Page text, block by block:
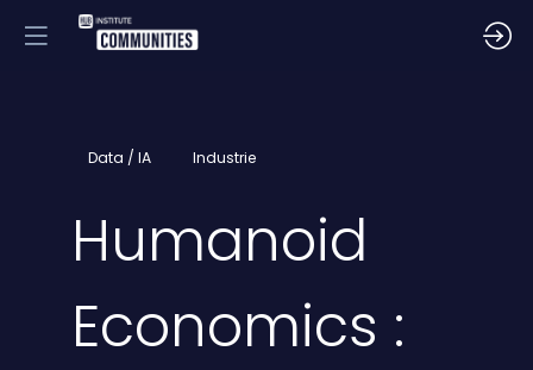
Data / IA Industrie
Humanoid
Economics :